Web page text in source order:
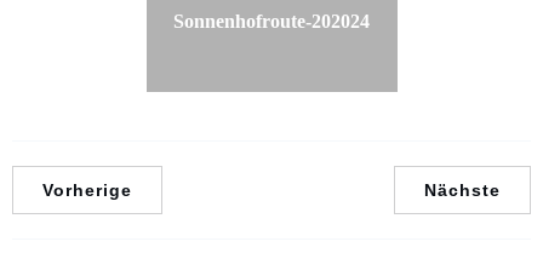
Sonnenhofroute-202024
Vorherige Nächste